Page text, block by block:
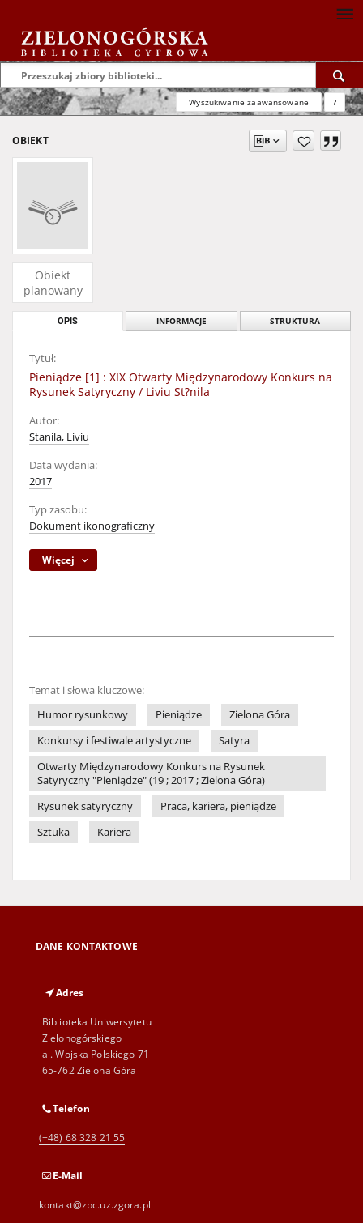
Wyszukiwanie zaawansowane ?
OBIEKT
Obiekt
planowany
OPIS INFORMACJE STRUKTURA
Tytuł:
Pieniądze [1] : XIX Otwarty Międzynarodowy Konkurs na
Rysunek Satyryczny / Liviu St?nila
Autor:
Stanila, Liviu
Data wydania:
2017
Typ zasobu:
Dokument ikonograficzny
Więcej
Temat i słowa kluczowe:
Humor rysunkowy
Pieniądze
Zielona Góra
Konkursy i festiwale artystyczne
Satyra
Otwarty Międzynarodowy Konkurs na Rysunek
Satyryczny "Pieniądze" (19 ; 2017 ; Zielona Góra)
Rysunek satyryczny
Praca, kariera, pieniądze
Sztuka
Kariera
DANE KONTAKTOWE
Adres
Biblioteka Uniwersytetu
Zielonogórskiego
al. Wojska Polskiego 71
65-762 Zielona Góra
Telefon
(+48) 68 328 21 55
E-Mail
kontakt@zbc.uz.zgora.pl